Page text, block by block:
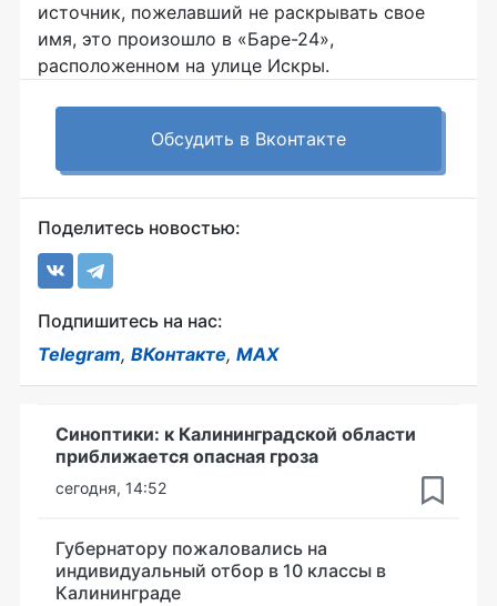
источник, пожелавший не раскрывать свое
имя, это произошло в «Баре-24»,
расположенном на улице Искры.
Обсудить в Вконтакте
Поделитесь новостью:
Подпишитесь на нас:
Telegram, ВКонтакте, MAX
Синоптики: к Калининградской области
приближается опасная гроза
сегодня, 14:52
Губернатору пожаловались на
индивидуальный отбор в 10 классы в
Калининграде